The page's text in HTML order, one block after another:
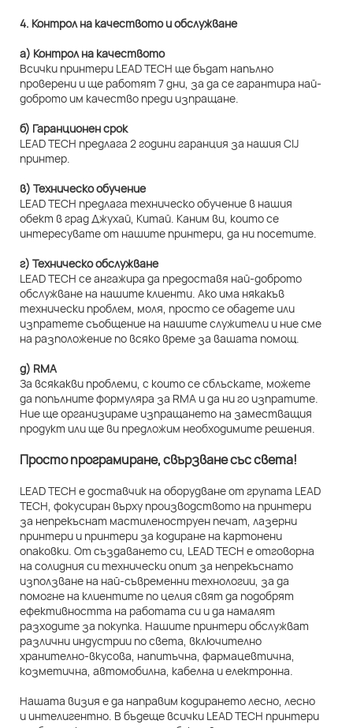
4. Контрол на качеството и обслужване
а) Контрол на качеството
Всички принтери LEAD TECH ще бъдат напълно
проверени и ще работят 7 дни, за да се гарантира най-
доброто им качество преди изпращане.
б) Гаранционен срок
LEAD TECH предлага 2 години гаранция за нашия CIJ
принтер.
в) Техническо обучение
LEAD TECH предлага техническо обучение в нашия
обект в град Джухай, Китай. Каним ви, които се
интересувате от нашите принтери, да ни посетите.
г) Техническо обслужване
LEAD TECH се ангажира да предоставя най-доброто
обслужване на нашите клиенти. Ако има някакъв
технически проблем, моля, просто се обадете или
изпратете съобщение на нашите служители и ние сме
на разположение по всяко време за вашата помощ.
д) RMA
За всякакви проблеми, с които се сблъскате, можете
да попълните формуляра за RMA и да ни го изпратите.
Ние ще организираме изпращането на заместващия
продукт или ще ви предложим необходимите решения.
Просто програмиране, свързване със света!
LEAD TECH е доставчик на оборудване от групата LEAD
TECH, фокусиран върху производството на принтери
за непрекъснат мастиленоструен печат, лазерни
принтери и принтери за кодиране на картонени
опаковки. От създаването си, LEAD TECH е отговорна
на солидния си технически опит за непрекъснато
използване на най-съвременни технологии, за да
помогне на клиентите по целия свят да подобрят
ефективността на работата си и да намалят
разходите за покупка. Нашите принтери обслужват
различни индустрии по света, включително
хранително-вкусова, напитъчна, фармацевтична,
козметична, автомобилна, кабелна и електронна.
Нашата визия е да направим кодирането лесно, лесно
и интелигентно. В бъдеще всички LEAD TECH принтери